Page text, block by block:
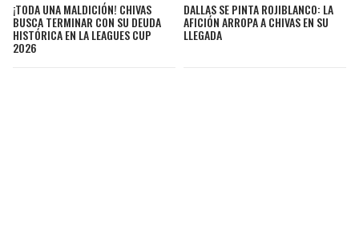
¡TODA UNA MALDICIÓN! CHIVAS
BUSCA TERMINAR CON SU DEUDA
HISTÓRICA EN LA LEAGUES CUP
2026
DALLAS SE PINTA ROJIBLANCO: LA
AFICIÓN ARROPA A CHIVAS EN SU
LLEGADA